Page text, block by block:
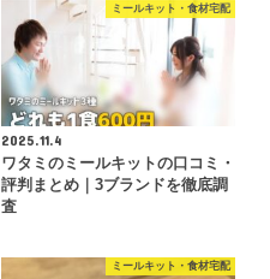
ミールキット・食材宅配
2025.11.4
ワタミのミールキットの口コミ・
評判まとめ｜3ブランドを徹底調
査
ミールキット・食材宅配